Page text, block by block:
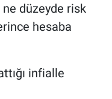
düzeyde risk
hesaba
infialle